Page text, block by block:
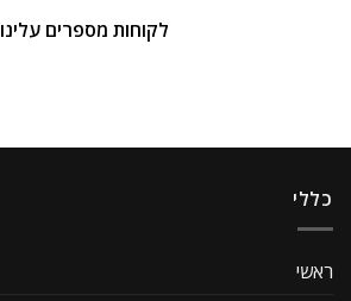
לקוחות מספרים עלינו
כללי
ראשי